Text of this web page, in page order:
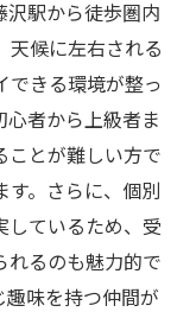
沢駅から徒歩圏内
天候に左右される
できる環境が整っ
者から上級者ま
ことが難しい方で
す。さらに、個別
しているため、受
れるのも魅力的で
味を持つ仲間が